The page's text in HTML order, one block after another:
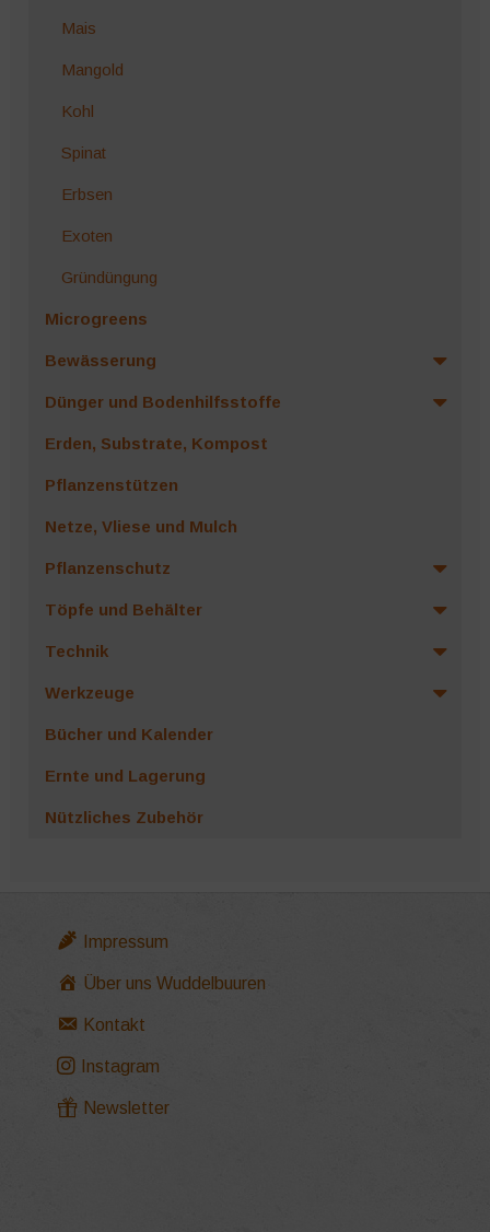
Mais
Mangold
Kohl
Spinat
Erbsen
Exoten
Gründüngung
Microgreens
Bewässerung
Dünger und Bodenhilfsstoffe
Erden, Substrate, Kompost
Pflanzenstützen
Netze, Vliese und Mulch
Pflanzenschutz
Töpfe und Behälter
Technik
Werkzeuge
Bücher und Kalender
Ernte und Lagerung
Nützliches Zubehör
Impressum
Über uns Wuddelbuuren
Kontakt
Instagram
Newsletter